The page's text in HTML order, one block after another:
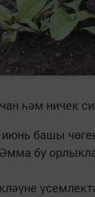
һәм ничек
башы
бу